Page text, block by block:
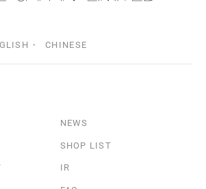
CHINESE
NEWS
SHOP LIST
IR